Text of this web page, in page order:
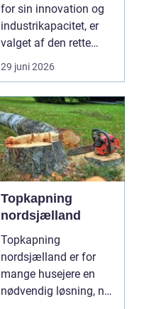
for sin innovation og
industrikapacitet, er
valget af den rette
industriport a...
29 juni 2026
Topkapning
nordsjælland
Topkapning
nordsjælland er for
mange husejere en
nødvendig løsning, når